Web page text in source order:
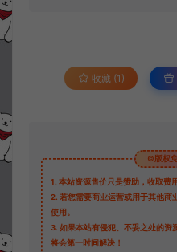
收藏 (1)
©版权
1. 本站资源售价只是赞助，收取费
2. 若您需要商业运营或用于其他商
使用。
3. 如果本站有侵犯、不妥之处的资
将会第一时间解决！